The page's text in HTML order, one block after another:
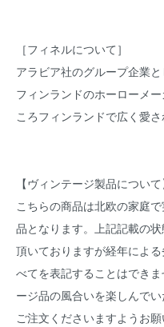
［フィネルについて］
アラビア社のグループ企業
フィンランドのホーローメ
ころフィンランドで広く愛さ
【ヴィンテージ製品について
こちらの商品は北欧の家庭
品となります。上記記載の
頂いておりますが経年によ
べてを表記することはでき
ージ品の風合いを楽しんで
ご注文くださいますようお